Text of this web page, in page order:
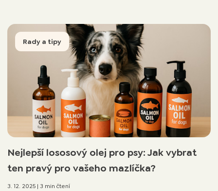
Rady a tipy
Nejlepší lososový olej pro psy: Jak vybrat
ten pravý pro vašeho mazlíčka?
3. 12. 2025 | 3 min čtení